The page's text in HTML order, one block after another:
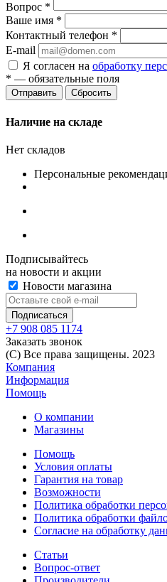
Вопрос *
Ваше имя *
Контактный телефон *
E-mail
Я согласен на обработку
* — обязательные поля
Сбросить
Наличие на складе
Нет складов
Персональные
Подписывайтесь
на новости и акции
Новости магазина
+7 908 085 1174
Заказать звонок
(C) Все права защищены. 2023
Компания
Информация
Помощь
О компании
Магазины
Помощь
Условия оплаты
Гарантия на товар
Возможности
Политика обработки
Политика обработки
Согласие на обработку
Статьи
Вопрос-ответ